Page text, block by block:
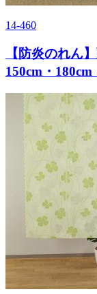
14-460
【防炎のれん
150cm・180cm